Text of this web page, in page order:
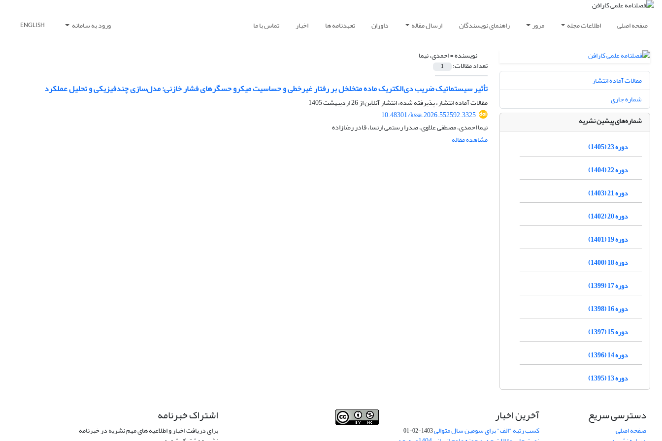
صفحه اصلی اطلاعات مجله مرور راهنمای نویسندگان ارسال مقاله داوران تعهدنامه ها اخبار تماس با ما ورود به سامانه ENGLISH
نویسنده =احمدی، نیما
تعداد مقالات: 1
تأثیر سیستماتیک ضریب دی‌الکتریک ماده متخلخل بر رفتار غیرخطی و حساسیت میکرو حسگرهای فشار خازنی: مدل‌سازی چندفیزیکی و تحلیل عملکرد
مقالات آماده انتشار، پذیرفته شده، انتشار آنلاین از26 اردیبهشت 1405
10.48301/kssa.2026.552592.3325
نیما احمدی، مصطفی علاوی، صدرا رستمی ارنسا، قادر رضازاده
مشاهده مقاله
مقالات آماده انتشار
شماره جاری
شماره‌های پیشین نشریه
دوره 23 (1405)
دوره 22 (1404)
دوره 21 (1403)
دوره 20 (1402)
دوره 19 (1401)
دوره 18 (1400)
دوره 17 (1399)
دوره 16 (1398)
دوره 15 (1397)
دوره 14 (1396)
دوره 13 (1395)
دسترسی سریع
صفحه اصلی
آخرین اخبار
کسب رتبه "الف" برای سومین سال متوالی1403-02-01
اشتراک خبرنامه
برای دریافت اخبار و اطلاعیه های مهم نشریه در خبرنامه